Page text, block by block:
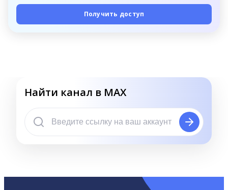
Получить доступ
Найти канал в MAX